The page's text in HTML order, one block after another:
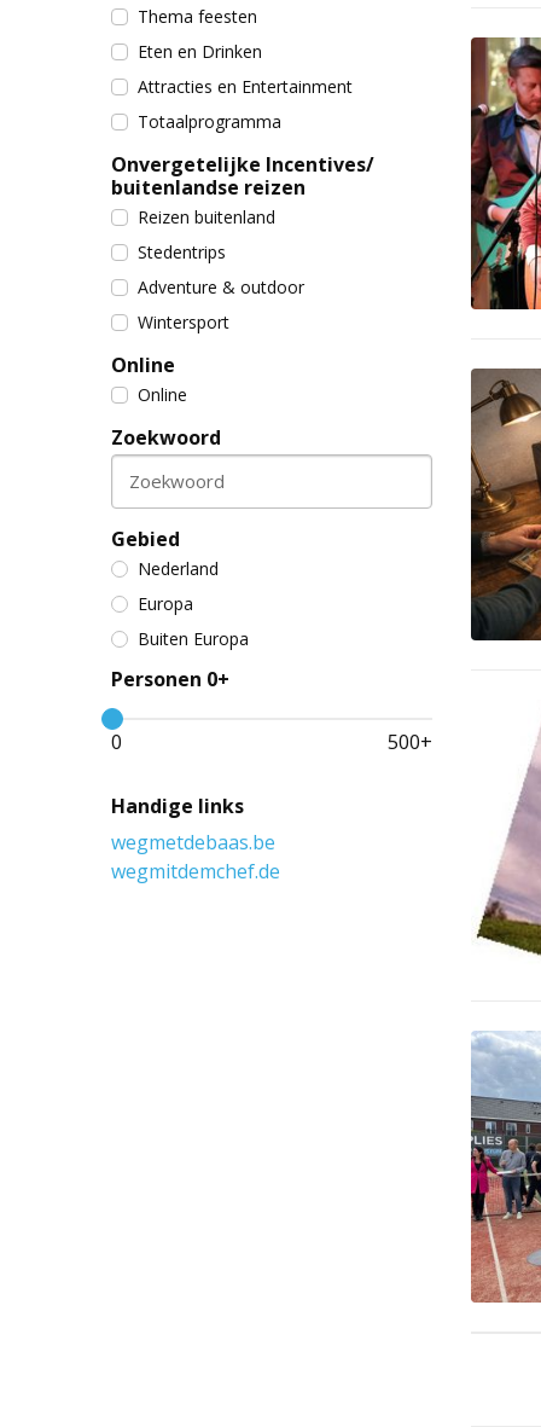
Thema feesten
Eten en Drinken
Attracties en Entertainment
Totaalprogramma
Onvergetelijke Incentives/
buitenlandse reizen
Reizen buitenland
Stedentrips
Adventure & outdoor
Wintersport
Online
Online
Zoekwoord
Zoekwoord
Gebied
Nederland
Europa
Buiten Europa
Personen 0+
0 500+
Handige links
wegmetdebaas.be
wegmitdemchef.de